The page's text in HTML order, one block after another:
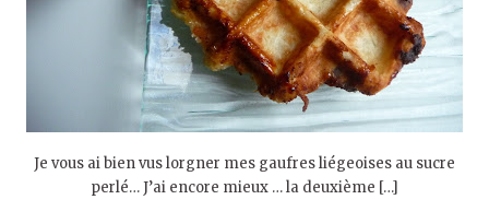
Je vous ai bien vus lorgner mes gaufres liégeoises au sucre
perlé… J’ai encore mieux … la deuxième […]